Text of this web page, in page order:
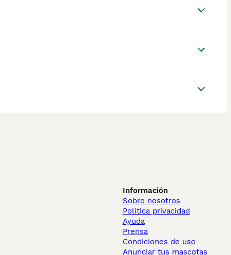
Información
Sobre nosotros
Politica privacidad
Ayuda
Prensa
Condiciones de uso
Anunciar tus mascotas